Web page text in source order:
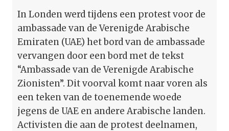
In Londen werd tijdens een protest voor de
ambassade van de Verenigde Arabische
Emiraten (UAE) het bord van de ambassade
vervangen door een bord met de tekst
“Ambassade van de Verenigde Arabische
Zionisten”. Dit voorval komt naar voren als
een teken van de toenemende woede
jegens de UAE en andere Arabische landen.
Activisten die aan de protest deelnamen,